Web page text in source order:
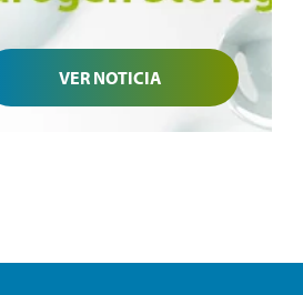
VER NOTICIA